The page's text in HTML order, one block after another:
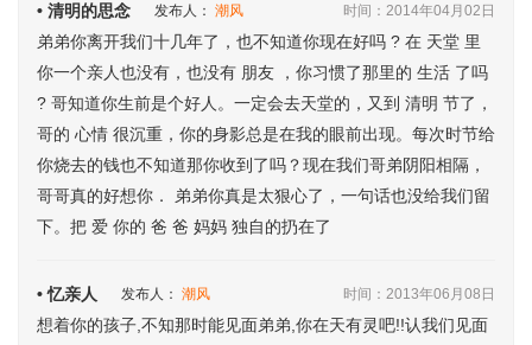
• 清明的思念 发布人： 潮风 时间：2014年04月02日
弟弟你离开我们十几年了，也不知道你现在好吗 ? 在 天堂 里
你一个亲人也没有，也没有 朋友 ，你习惯了那里的 生活 了吗
? 哥知道你生前是个好人。一定会去天堂的，又到 清明 节了，
哥的 心情 很沉重，你的身影总是在我的眼前出现。每次时节给
你烧去的钱也不知道那你收到了吗？现在我们哥弟阴阳相隔，
哥哥真的好想你． 弟弟你真是太狠心了，一句话也没给我们留
下。把 爱 你的 爸 爸 妈妈 独自的扔在了
• 忆亲人 发布人： 潮风 时间：2013年06月08日
想着你的孩子,不知那时能见面弟弟,你在天有灵吧!!认我们见面